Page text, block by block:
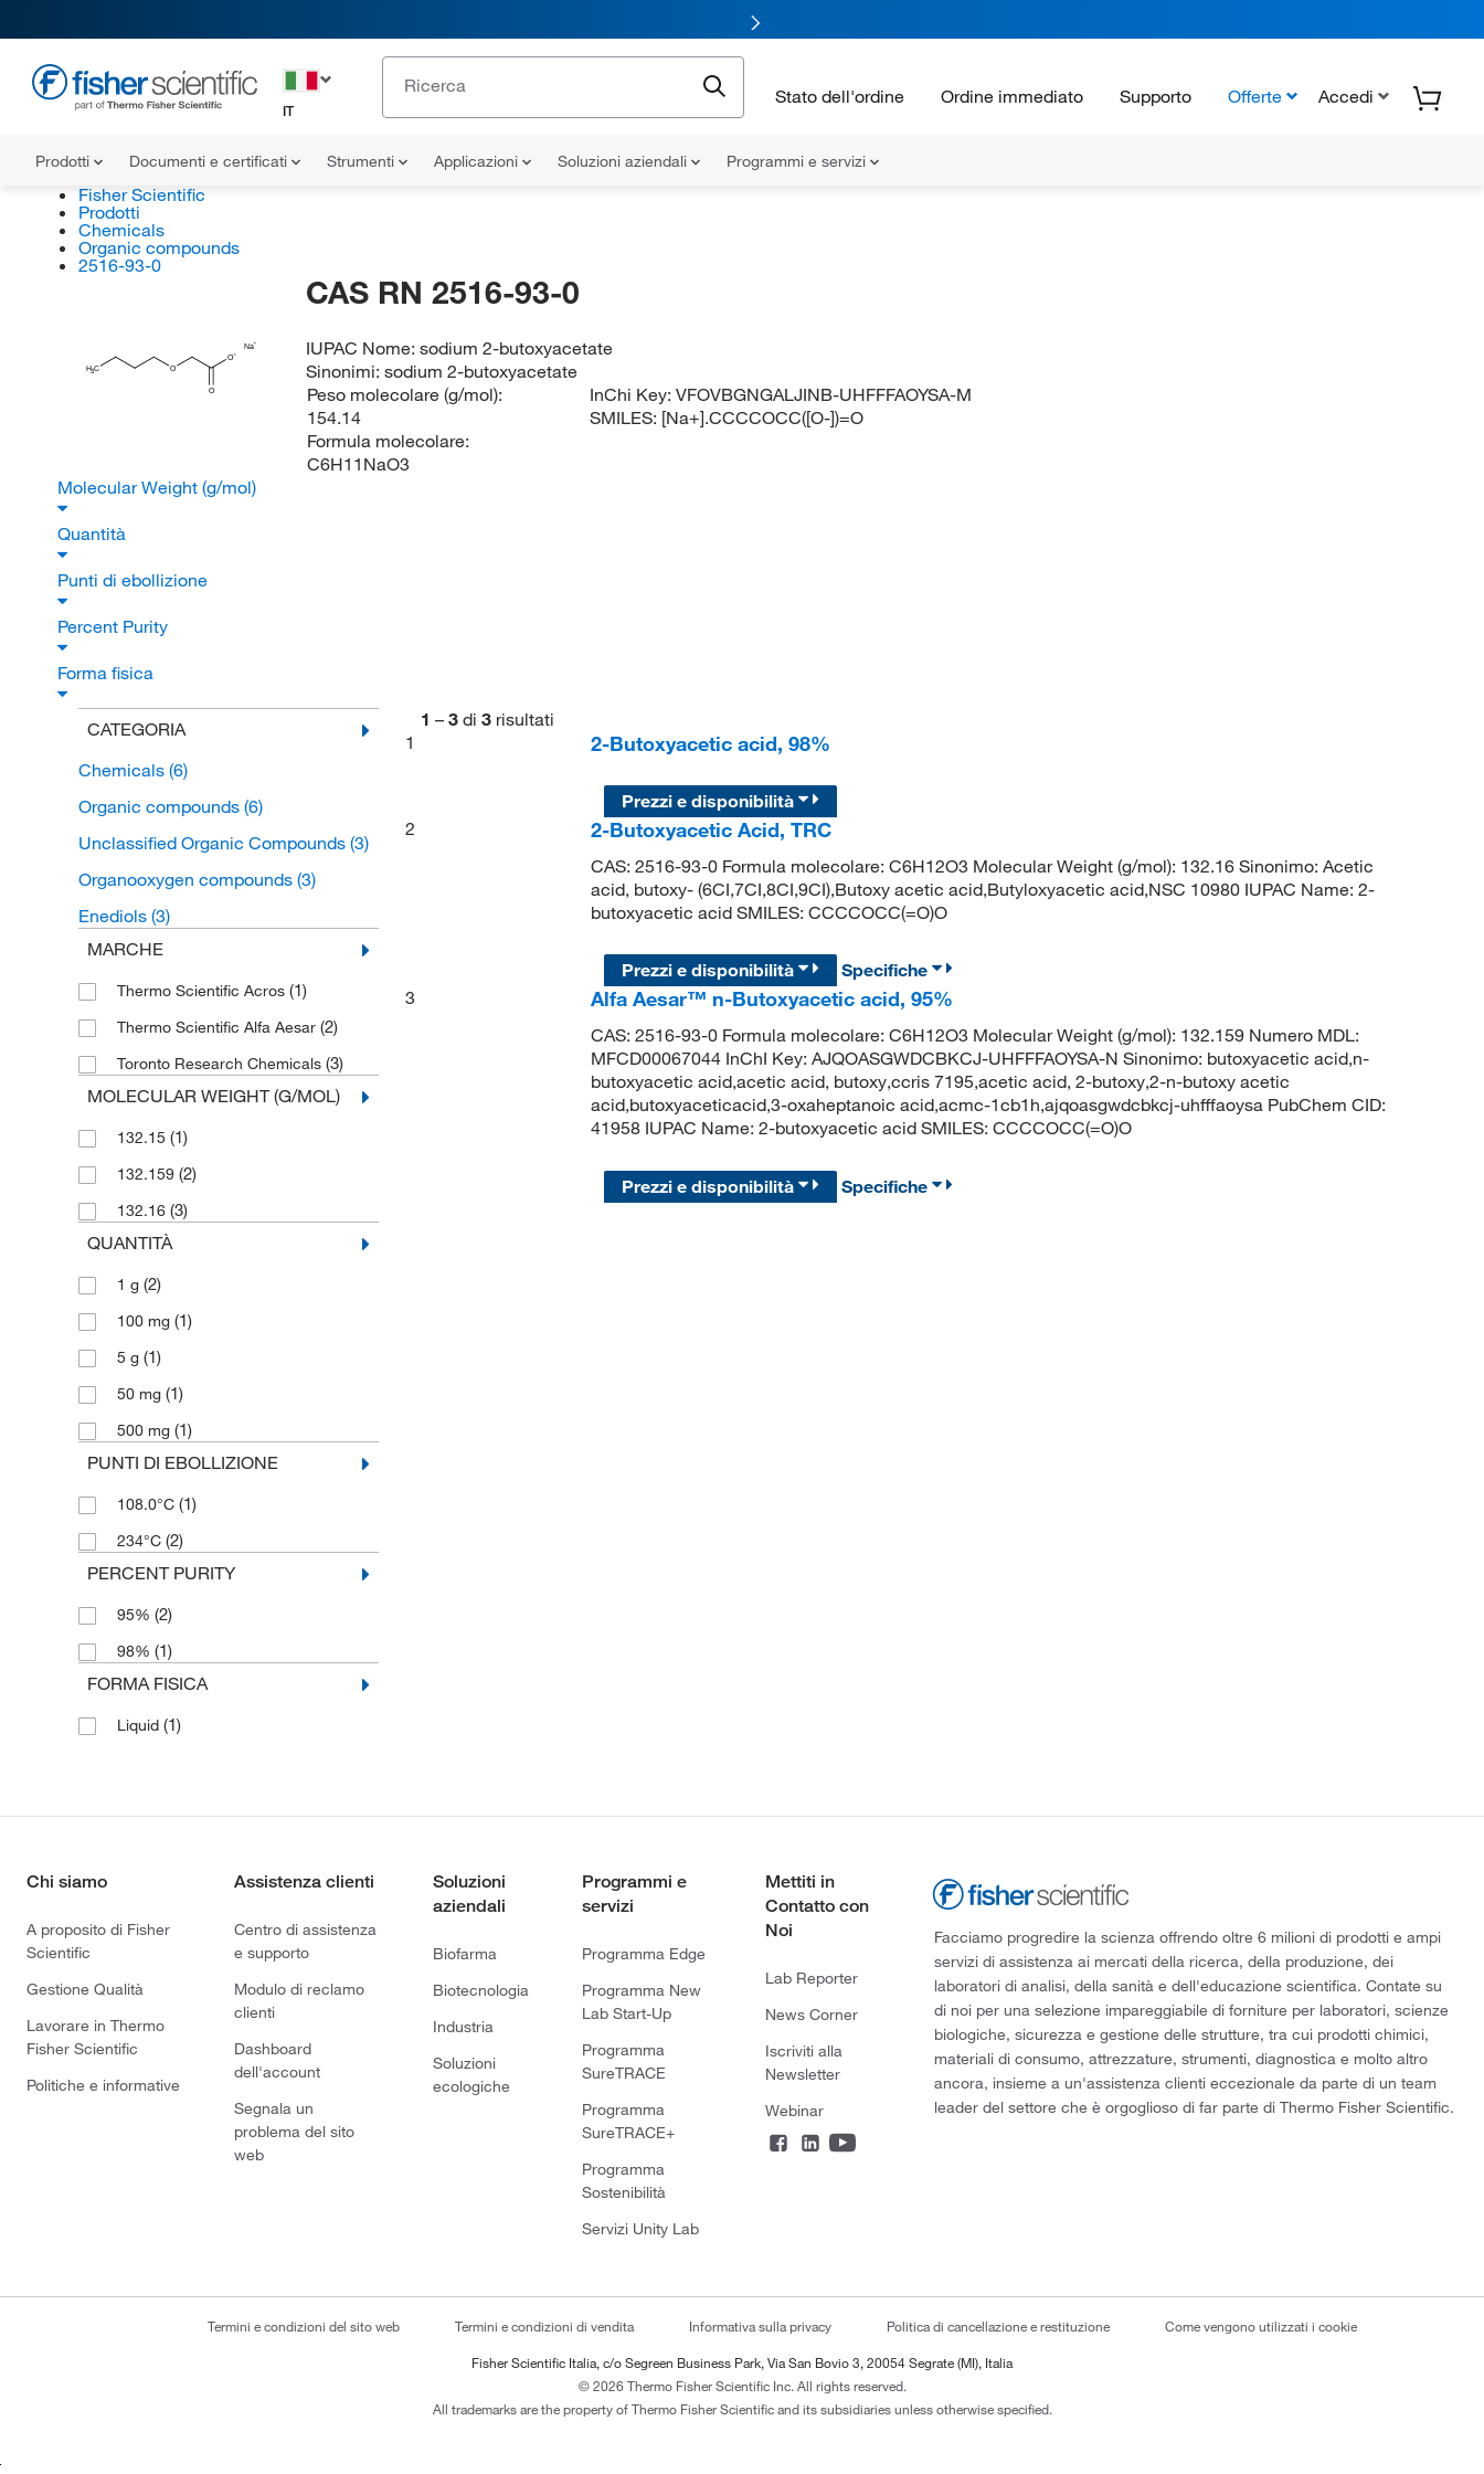
IT
Stato dell'ordine Ordine immediato Supporto Offerte Accedi
Prodotti Documenti e certificati Strumenti Applicazioni Soluzioni aziendali Programmi e servizi
Fisher Scientific
Prodotti
Chemicals
Organic compounds
2516-93-0
Na
H3C O
O
O
CAS RN 2516-93-0
IUPAC Nome:sodium 2-butoxyacetate
Sinonimi:sodium 2-butoxyacetate
Peso molecolare (g/mol):
154.14
Formula molecolare:
C6H11NaO3
InChi Key:VFOVBGNGALJINB-UHFFFAOYSA-M
SMILES: [Na+].CCCCOCC([O-])=O
Molecular Weight (g/mol)
Quantità
Punti di ebollizione
Percent Purity
Forma fisica
CATEGORIA
Chemicals (6)
Organic compounds (6)
Unclassified Organic Compounds (3)
Organooxygen compounds (3)
Enediols (3)
MARCHE
Thermo Scientific Acros (1)
Thermo Scientific Alfa Aesar (2)
Toronto Research Chemicals (3)
MOLECULAR WEIGHT (G/MOL)
132.15 (1)
132.159 (2)
132.16 (3)
QUANTITÀ
1 g (2)
100 mg (1)
5 g (1)
50 mg (1)
500 mg (1)
PUNTI DI EBOLLIZIONE
108.0°C (1)
234°C (2)
PERCENT PURITY
95% (2)
98% (1)
FORMA FISICA
Liquid (1)
1 – 3 di 3 risultati
1
2-Butoxyacetic acid, 98%
Prezzi e disponibilità
2
2-Butoxyacetic Acid, TRC
CAS: 2516-93-0 Formula molecolare: C6H12O3 Molecular Weight (g/mol): 132.16 Sinonimo: Acetic
acid, butoxy- (6CI,7CI,8CI,9CI),Butoxy acetic acid,Butyloxyacetic acid,NSC 10980 IUPAC Name: 2-
butoxyacetic acid SMILES: CCCCOCC(=O)O
Prezzi e disponibilità
Specifiche
3
Alfa Aesar™ n-Butoxyacetic acid, 95%
CAS: 2516-93-0 Formula molecolare: C6H12O3 Molecular Weight (g/mol): 132.159 Numero MDL:
MFCD00067044 InChI Key: AJQOASGWDCBKCJ-UHFFFAOYSA-N Sinonimo: butoxyacetic acid,n-
butoxyacetic acid,acetic acid, butoxy,ccris 7195,acetic acid, 2-butoxy,2-n-butoxy acetic
acid,butoxyaceticacid,3-oxaheptanoic acid,acmc-1cb1h,ajqoasgwdcbkcj-uhfffaoysa PubChem CID:
41958 IUPAC Name: 2-butoxyacetic acid SMILES: CCCCOCC(=O)O
Prezzi e disponibilità Specifiche
Chi siamo
A proposito di Fisher
Scientific
Gestione Qualità
Lavorare in Thermo
Fisher Scientific
Politiche e informative
Assistenza clienti
Centro di assistenza
e supporto
Modulo di reclamo
clienti
Dashboard
dell'account
Segnala un
problema del sito
web
Soluzioni
aziendali
Biofarma
Biotecnologia
Industria
Soluzioni
ecologiche
Programmi e
servizi
Programma Edge
Programma New
Lab Start-Up
Programma
SureTRACE
Programma
SureTRACE+
Programma
Sostenibilità
Servizi Unity Lab
Mettiti in
Contatto con
Noi
Lab Reporter
News Corner
Iscriviti alla
Newsletter
Webinar
Facciamo progredire la scienza offrendo oltre 6 milioni di prodotti e ampi
servizi di assistenza ai mercati della ricerca, della produzione, dei
laboratori di analisi, della sanità e dell'educazione scientifica. Contate su
di noi per una selezione impareggiabile di forniture per laboratori, scienze
biologiche, sicurezza e gestione delle strutture, tra cui prodotti chimici,
materiali di consumo, attrezzature, strumenti, diagnostica e molto altro
ancora, insieme a un'assistenza clienti eccezionale da parte di un team
leader del settore che è orgoglioso di far parte di Thermo Fisher Scientific.
Termini e condizioni del sito web Termini e condizioni di vendita Informativa sulla privacy Politica di cancellazione e restituzione Come vengono utilizzati i cookie
Fisher Scientific Italia, c/o Segreen Business Park, Via San Bovio 3, 20054 Segrate (MI), Italia
© 2026 Thermo Fisher Scientific Inc. All rights reserved.
All trademarks are the property of Thermo Fisher Scientific and its subsidiaries unless otherwise specified.